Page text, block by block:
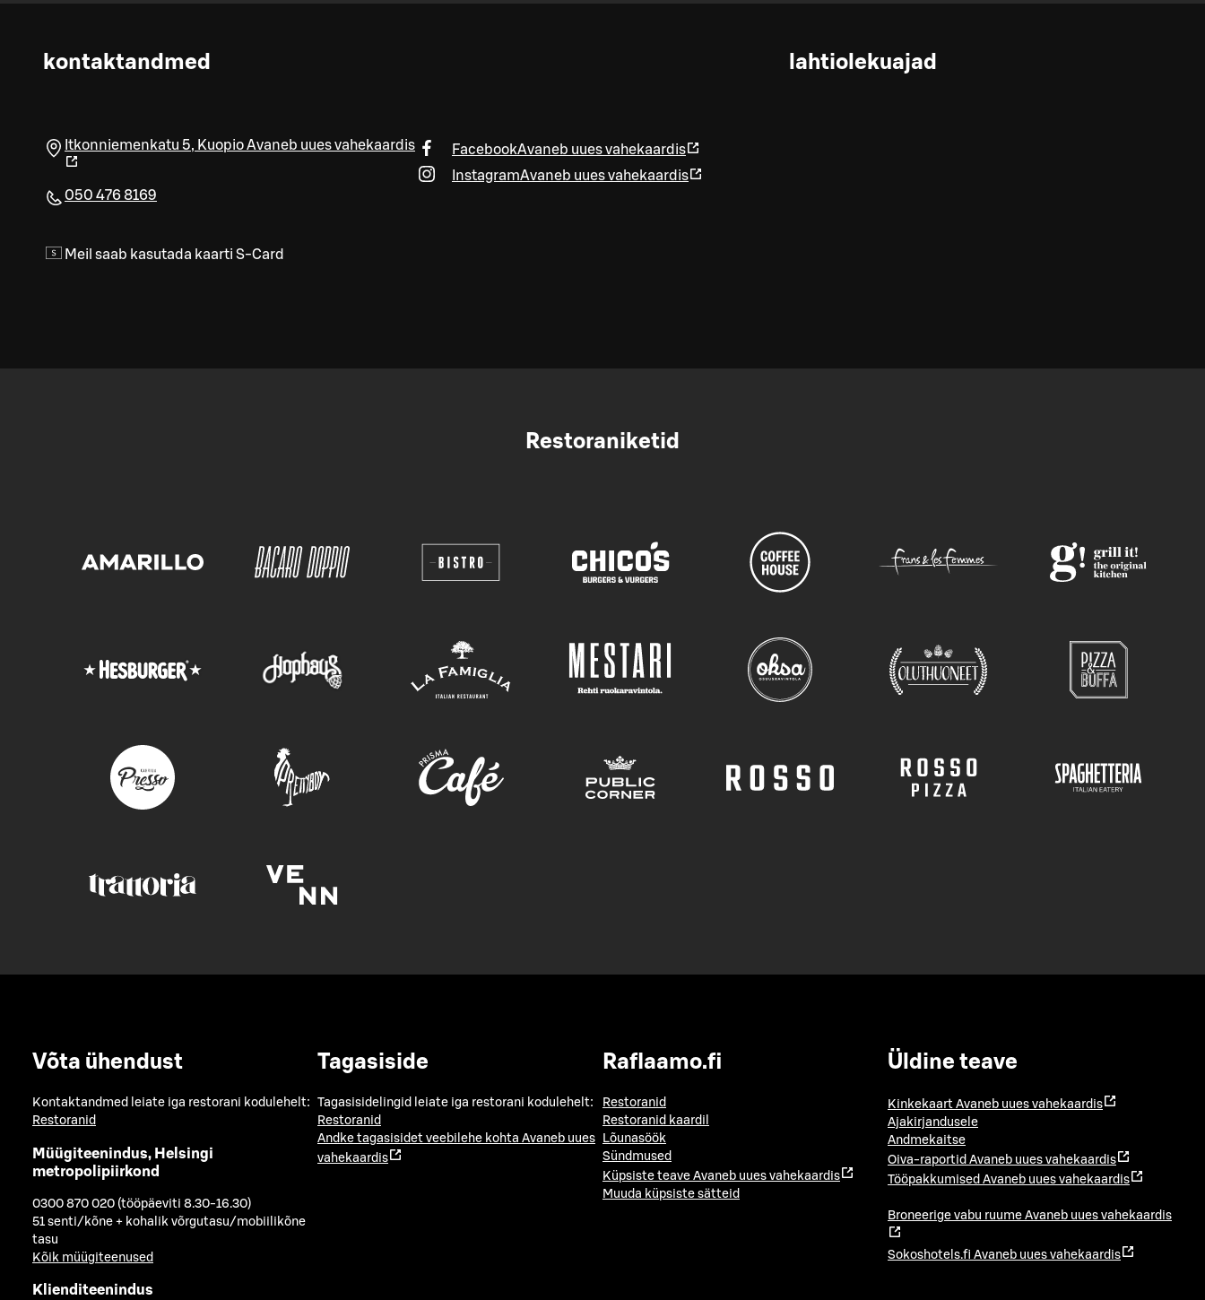
kontaktandmed
Itkonniemenkatu 5, KuopioAvaneb uues vahekaardis
050 476 8169
Meil saab kasutada kaarti S-Card
FacebookAvaneb uues vahekaardis
InstagramAvaneb uues vahekaardis
lahtiolekuajad
Restoraniketid
Võta ühendust
Kontaktandmed leiate iga restorani kodulehelt:
Restoranid
Müügiteenindus, Helsingi
metropolipiirkond
0300 870 020 (tööpäeviti 8.30-16.30)
51 senti/kõne + kohalik võrgutasu/mobiilikõne
tasu
Kõik müügiteenused
Klienditeenindus
Tagasiside
Tagasisidelingid leiate iga restorani kodulehelt:
Restoranid
Andke tagasisidet veebilehe kohta Avaneb uues
vahekaardis
Raflaamo.fi
Restoranid
Restoranid kaardil
Lõunasöök
Sündmused
Küpsiste teave Avaneb uues vahekaardis
Muuda küpsiste sätteid
Üldine teave
Kinkekaart Avaneb uues vahekaardis
Ajakirjandusele
Andmekaitse
Oiva-raportid Avaneb uues vahekaardis
Tööpakkumised Avaneb uues vahekaardis
Broneerige vabu ruume Avaneb uues vahekaardis
Sokoshotels.fi Avaneb uues vahekaardis